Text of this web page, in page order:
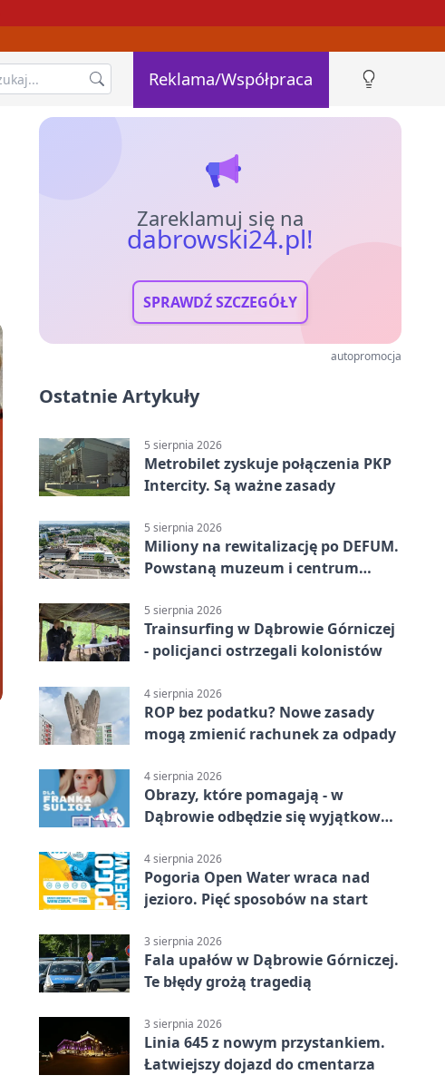
Reklama/Współpraca
Zareklamuj się na
dabrowski24.pl!
SPRAWDŹ SZCZEGÓŁY
autopromocja
Ostatnie Artykuły
5 sierpnia 2026
Metrobilet zyskuje połączenia PKP
Intercity. Są ważne zasady
5 sierpnia 2026
Miliony na rewitalizację po DEFUM.
Powstaną muzeum i centrum
5 sierpnia 2026
Trainsurfing w Dąbrowie Górniczej
- policjanci ostrzegali kolonistów
4 sierpnia 2026
ROP bez podatku? Nowe zasady
mogą zmienić rachunek za odpady
4 sierpnia 2026
Obrazy, które pomagają - w
Dąbrowie odbędzie się wyjątkowa
4 sierpnia 2026
Pogoria Open Water wraca nad
jezioro. Pięć sposobów na start
3 sierpnia 2026
Fala upałów w Dąbrowie Górniczej.
Te błędy grożą tragedią
3 sierpnia 2026
Linia 645 z nowym przystankiem.
Łatwiejszy dojazd do cmentarza